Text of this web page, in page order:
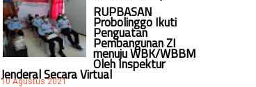
RUPBASAN
Probolinggo Ikuti
Penguatan
Pembangunan ZI
menuju WBK/WBBM
Oleh Inspektur
Jenderal Secara Virtual
10 Agustus 2021